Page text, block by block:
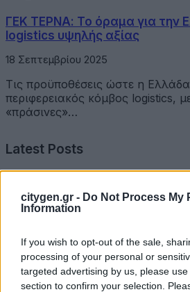
citygen.gr - Do Not Process My
Information
If you wish to opt-out of the sale,
processing of your personal or
targeted advertising by us, please
section to confirm your selection.
ΓΕΚ ΤΕΡΝΑ: Το όραμα για την
logistics υψηλής αξίας
18 Σεπτεμβρίου 2025
Τις προϋποθέσεις ώστε η
περιφερειακός κόμβος logistics,
«πράσινες»…
Latest Posts
Όμιλος Σαρακάκη: Παραχώρησε
στην ΕΠΟΜΕΑ Βιλίων
Ν. Χαρδαλιάς: «Με το
Περιφέρεια αποκτά ένα
εργαλείο λογοδοσίας»